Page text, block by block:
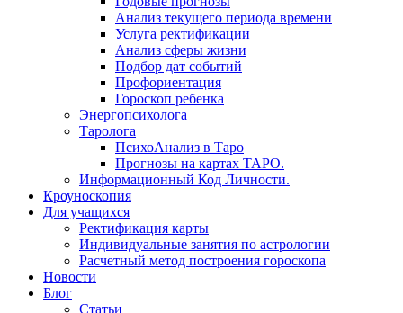
Анализ текущего периода времени
Услуга ректификации
Анализ сферы жизни
Подбор дат событий
Профориентация
Гороскоп ребенка
Энергопсихолога
Таролога
ПсихоАнализ в Таро
Прогнозы на картах ТАРО.
Информационный Код Личности.
Кроуноскопия
Для учащихся
Ректификация карты
Индивидуальные занятия по астрологии
Расчетный метод построения гороскопа
Новости
Блог
Статьи